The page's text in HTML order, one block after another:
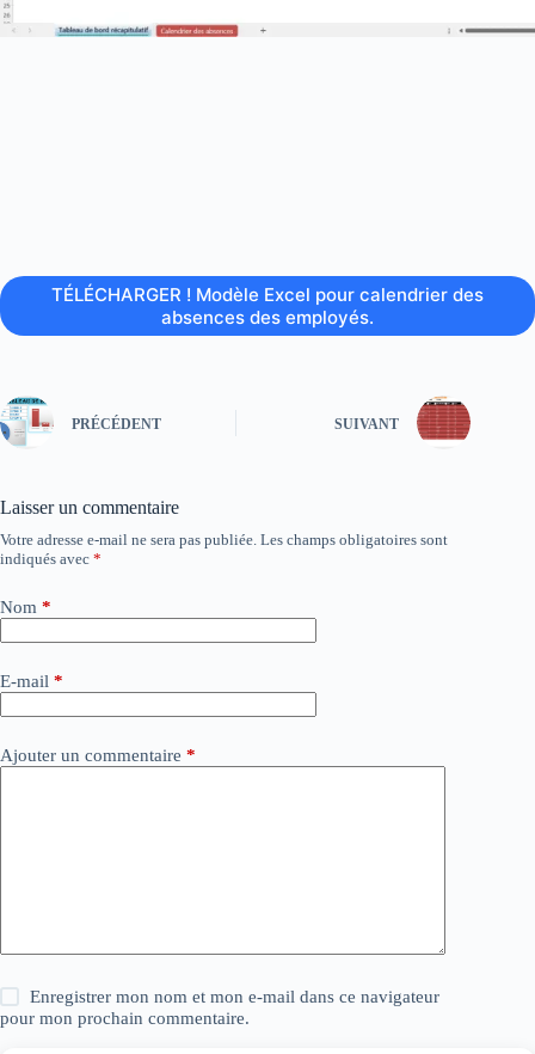
TÉLÉCHARGER ! Modèle Excel pour calendrier des
absences des employés.
PRÉCÉDENT SUIVANT
Laisser un commentaire
Votre adresse e-mail ne sera pas publiée. Les champs obligatoires sont
indiqués avec *
Nom *
E-mail *
Ajouter un commentaire *
Enregistrer mon nom et mon e-mail dans ce navigateur
pour mon prochain commentaire.